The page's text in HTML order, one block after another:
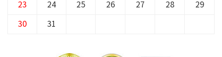
23 24 25 26 27 28 29
30 31